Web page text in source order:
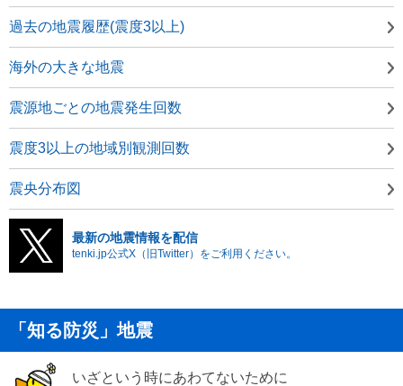
過去の地震履歴(震度3以上)
海外の大きな地震
震源地ごとの地震発生回数
震度3以上の地域別観測回数
震央分布図
最新の地震情報を配信
tenki.jp公式X（旧Twitter）をご利用ください。
「知る防災」地震
いざという時にあわてないために